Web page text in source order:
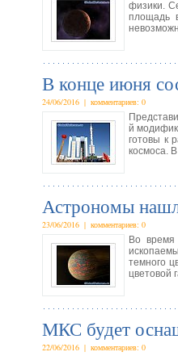
физики.
площадь
В конце июня
24/06/2016 | комментариев: 0
й
готовы к
космоса.
Астрономы
23/06/2016 | комментариев: 0
Во время
темного
цветовой
МКС будет
22/06/2016 | комментариев: 0